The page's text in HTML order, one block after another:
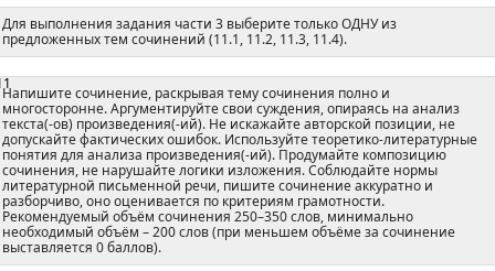
Для выполнения задания части 3 выберите только ОДНУ из
предложенных тем сочинений (11.1, 11.2, 11.3, 11.4).
Напишите сочинение, раскрывая тему сочинения полно и
многосторонне. Аргументируйте свои суждения, опираясь на анализ
текста(-ов) произведения(-ий). Не искажайте авторской позиции, не
допускайте фактических ошибок. Используйте теоретико-литературные
понятия для анализа произведения(-ий). Продумайте композицию
сочинения, не нарушайте логики изложения. Соблюдайте нормы
литературной письменной речи, пишите сочинение аккуратно и
разборчиво, оно оценивается по критериям грамотности.
Рекомендуемый объём сочинения 250–350 слов, минимально
необходимый объём – 200 слов (при меньшем объёме за сочинение
выставляется 0 баллов).